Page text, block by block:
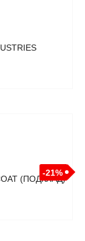
-21%
(ПОДКЛАД)